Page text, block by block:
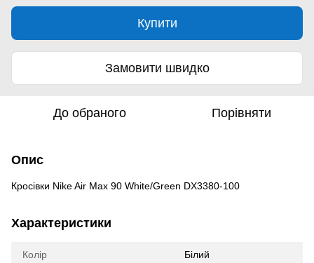
Купити
Замовити швидко
До обраного Порівняти
Опис
Кросівки Nike Air Max 90 White/Green DX3380-100
Характеристики
Колір Білий